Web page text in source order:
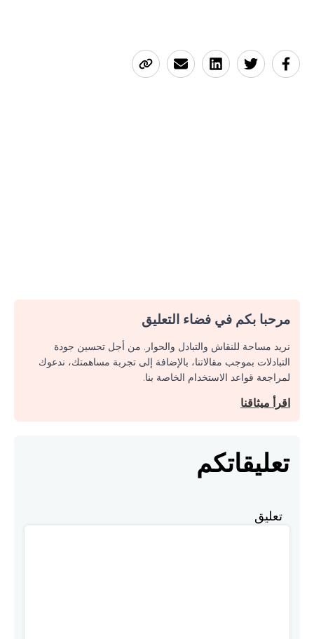
مرحبا بكم في فضاء التعليق
نريد مساحة للنقاش والتبادل والحوار. من أجل تحسين جودة
التبادلات بموجب مقالاتنا، بالإضافة إلى تجربة مساهمتك، ندعوك
لمراجعة قواعد الاستخدام الخاصة بنا.
اقرأ ميثاقنا
تعليقاتكم
تعليق